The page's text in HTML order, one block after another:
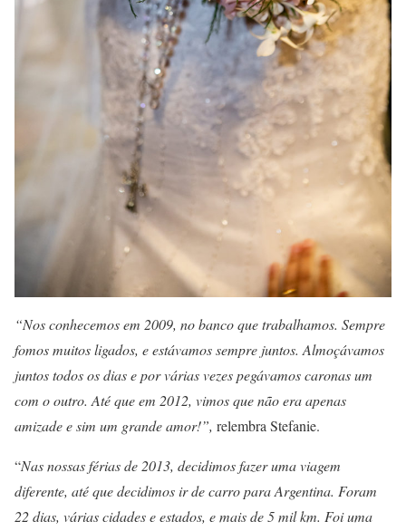
“Nos conhecemos em 2009, no banco que trabalhamos. Sempre
fomos muitos ligados, e estávamos sempre juntos. Almoçávamos
juntos todos os dias e por várias vezes pegávamos caronas um
com o outro. Até que em 2012, vimos que não era apenas
amizade e sim um grande amor!”, relembra Stefanie.
“Nas nossas férias de 2013, decidimos fazer uma viagem
diferente, até que decidimos ir de carro para Argentina. Foram
22 dias, várias cidades e estados, e mais de 5 mil km. Foi uma